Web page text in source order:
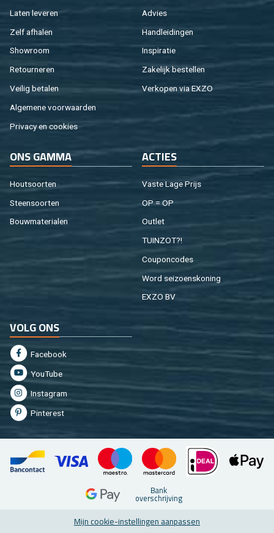
Laten le­ve­ren
Zelf af­ha­len
Show­room
Re­tour­ne­ren
Vei­lig be­ta­len
Al­ge­me­ne voor­waar­den
Pri­va­cy en coo­kies
Ad­vies
Hand­lei­din­gen
In­spi­ra­tie
Za­ke­lijk be­stel­len
Ver­ko­pen via EXZO
ONS GAMMA
Hout­soor­ten
Steen­soor­ten
Bouw­ma­te­ri­a­len
AC­TIES
Vaste Lage Prijs
OP = OP
Out­let
TUIN­ZOT?!
Cou­pon­co­des
Word sei­zoens­ko­ning
EXZO BV
VOLG ONS
Fa­cebook
You­Tu­be
In­st­agram
Pin­te­rest
Bank
over­schrij­ving
Mijn coo­kie-in­stel­lin­gen aan­pas­sen